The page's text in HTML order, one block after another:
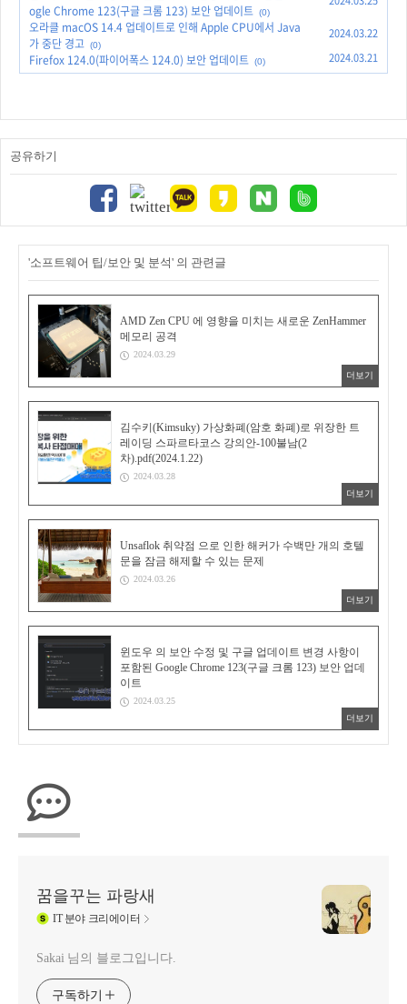
ogle Chrome 123(구글 크롬 123) 보안 업데이트 (0)
오라클 macOS 14.4 업데이트로 인해 Apple CPU에서 Java
가 중단 경고 (0)
2024.03.22
Firefox 124.0(파이어폭스 124.0) 보안 업데이트 (0) 2024.03.21
공유하기
'소프트웨어 팁/보안 및 분석' 의 관련글
AMD Zen CPU 에 영향을 미치는 새로운 ZenHammer
메모리 공격
2024.03.29
더보기
김수키(Kimsuky) 가상화폐(암호 화폐)로 위장한 트
레이딩 스파르타코스 강의안-100불남(2
차).pdf(2024.1.22)
2024.03.28
더보기
Unsaflok 취약점 으로 인한 해커가 수백만 개의 호텔
문을 잠금 해제할 수 있는 문제
2024.03.26
더보기
윈도우 의 보안 수정 및 구글 업데이트 변경 사항이
포함된 Google Chrome 123(구글 크롬 123) 보안 업데
이트
2024.03.25
더보기
꿈을꾸는 파랑새
IT분야 크리에이터
Sakai 님의 블로그입니다.
구독하기